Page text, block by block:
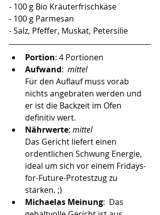
- 100 g Bio Kräuterfrischkäse
- 100 g Parmesan
- Salz, Pfeffer, Muskat, Petersilie
Portion: 4 Portionen
Aufwand: mittel
Für den Auflauf muss vorab
nichts angebraten werden und
er ist die Backzeit im Ofen
definitiv wert.
Nährwerte: mittel
Das Gericht liefert einen
ordentlichen Schwung Energie,
ideal um sich vor einem Fridays-
for-Future-Protestzug zu
stärken. ;)
Michaelas Meinung:  Das